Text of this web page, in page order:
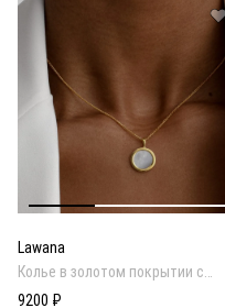
Lawana
Колье в золотом покрытии с
подвеской из перламутра
9200 ₽